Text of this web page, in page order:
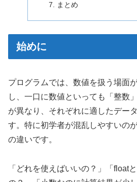
まとめ
始めに
プログラムでは、数値を扱う場面
し、一口に数値といっても「整数
が異なり、それぞれに適したデー
す。特に初学者が混乱しやすいのが
の違いです。
「どれを使えばいいの？」「float